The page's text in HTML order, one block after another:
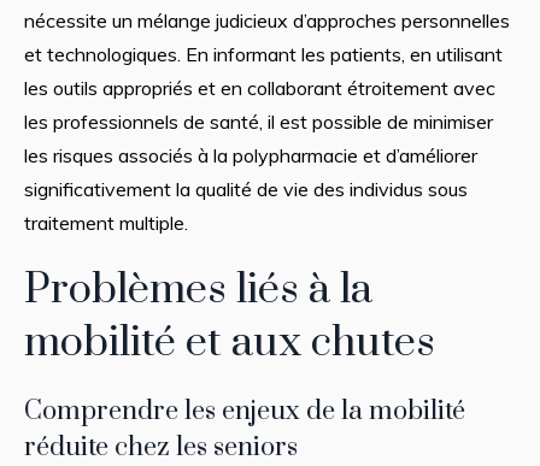
nécessite un mélange judicieux d’approches personnelles
et technologiques. En informant les patients, en utilisant
les outils appropriés et en collaborant étroitement avec
les professionnels de santé, il est possible de minimiser
les risques associés à la polypharmacie et d’améliorer
significativement la qualité de vie des individus sous
traitement multiple.
Problèmes liés à la
mobilité et aux chutes
Comprendre les enjeux de la mobilité
réduite chez les seniors